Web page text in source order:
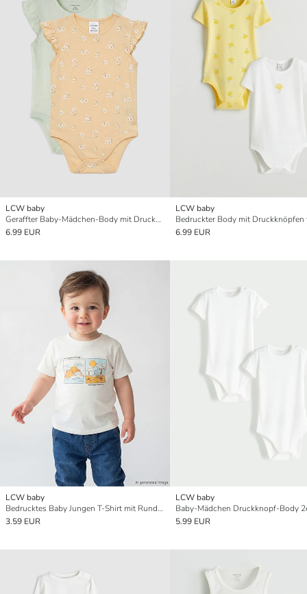
LCW baby
Geraffter Baby-Mädchen-Body mit Druckknöpfen 2er-Pack
6.99 EUR
LCW baby
6.99 EUR
LCW baby
Bedrucktes Baby Jungen T-Shirt mit Rundhalsausschnitt
3.59 EUR
LCW baby
Baby-Mädchen Druckknopf-Body
5.99 EUR